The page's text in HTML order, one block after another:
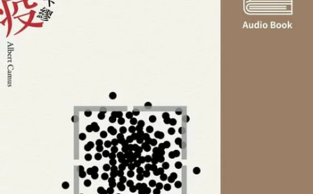
居家生活 親子玩具
電子/紙本書
HOT